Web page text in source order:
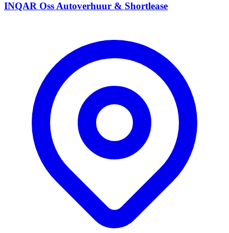
INQAR Oss Autoverhuur & Shortlease